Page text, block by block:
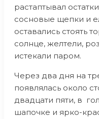
растаптывал
сосновые щепки и
оставались стоять
солнце, желтели,
истекали паром.
Через два дня на
появлялась около
двадцати пяти, в
шапочке и ярко-